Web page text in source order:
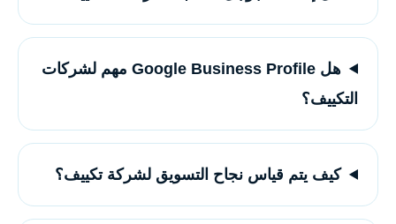
هل Google Business Profile مهم لشركات
التكييف؟
كيف يتم قياس نجاح التسويق لشركة تكييف؟